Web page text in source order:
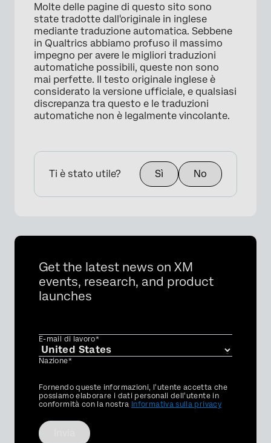
×
Molte delle pagine di questo sito sono
state tradotte dall'originale in inglese
mediante traduzione automatica. Sebbene
in Qualtrics abbiamo profuso il massimo
impegno per avere le migliori traduzioni
automatiche possibili, queste non sono
mai perfette. Il testo originale inglese è
considerato la versione ufficiale, e qualsiasi
discrepanza tra questo e le traduzioni
automatiche non è legalmente vincolante.
Ti è stato utile? Sì No
Get the latest news on XM
events, research, and product
launches
E-mail di lavoro*
Nazione*
Privacy
Optin
Fornendo queste informazioni, l'utente accetta che
possiamo elaborare i dati personali dell'utente in
conformità con la nostra Informativa sulla privacy